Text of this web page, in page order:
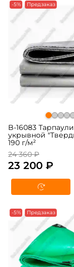
-5% Предзаказ
B-16083
укрывной
190 г/м²
24 360 ₽
23 200 ₽
-5% Предзаказ